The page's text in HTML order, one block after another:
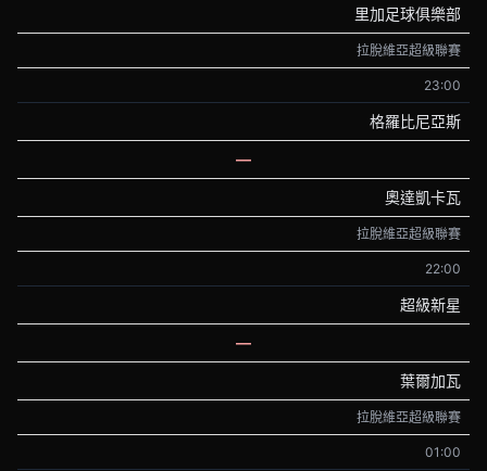
里加足球俱樂部
拉脫維亞超級聯賽
23:00
格羅比尼亞斯
—
奧達凱卡瓦
拉脫維亞超級聯賽
22:00
超級新星
—
葉爾加瓦
拉脫維亞超級聯賽
01:00